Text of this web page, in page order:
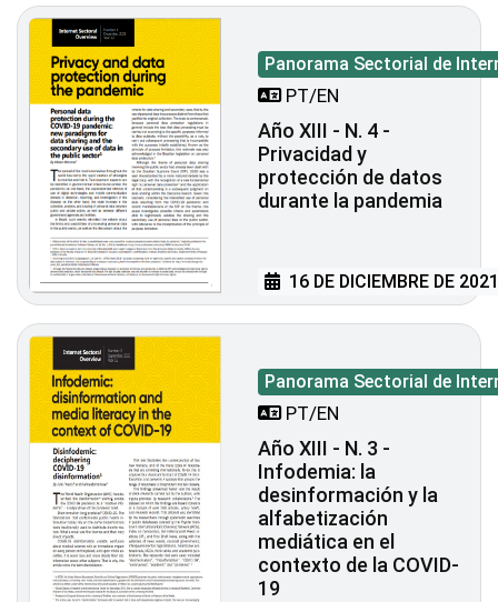
Panorama Sectorial de
PT/EN
Año XIII - N. 4 -
Privacidad y
protección de datos
durante la pandemia
16 DE DICIEMBRE DE
Panorama Sectorial de
PT/EN
Año XIII - N. 3 -
Infodemia: la
desinformación y la
alfabetización
mediática en el
contexto de la COVID-
19